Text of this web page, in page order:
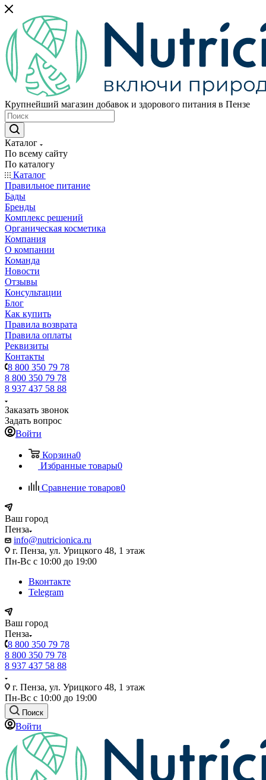
Крупнейший магазин добавок и здорового питания в Пензе
Каталог
По всему сайту
По каталогу
Каталог
Правильное питание
Бады
Бренды
Комплекс решений
Органическая косметика
Компания
О компании
Команда
Новости
Отзывы
Консультации
Блог
Как купить
Правила возврата
Правила оплаты
Реквизиты
Контакты
8 800 350 79 78
8 800 350 79 78
8 937 437 58 88
Заказать звонок
Задать вопрос
Войти
Корзина0
Избранные товары0
Сравнение товаров0
Ваш город
Пенза
info@nutricionica.ru
г. Пенза, ул. Урицкого 48, 1 этаж
Пн-Вс с 10:00 до 19:00
Вконтакте
Telegram
Ваш город
Пенза
8 800 350 79 78
8 800 350 79 78
8 937 437 58 88
г. Пенза, ул. Урицкого 48, 1 этаж
Пн-Вс с 10:00 до 19:00
Поиск
Войти